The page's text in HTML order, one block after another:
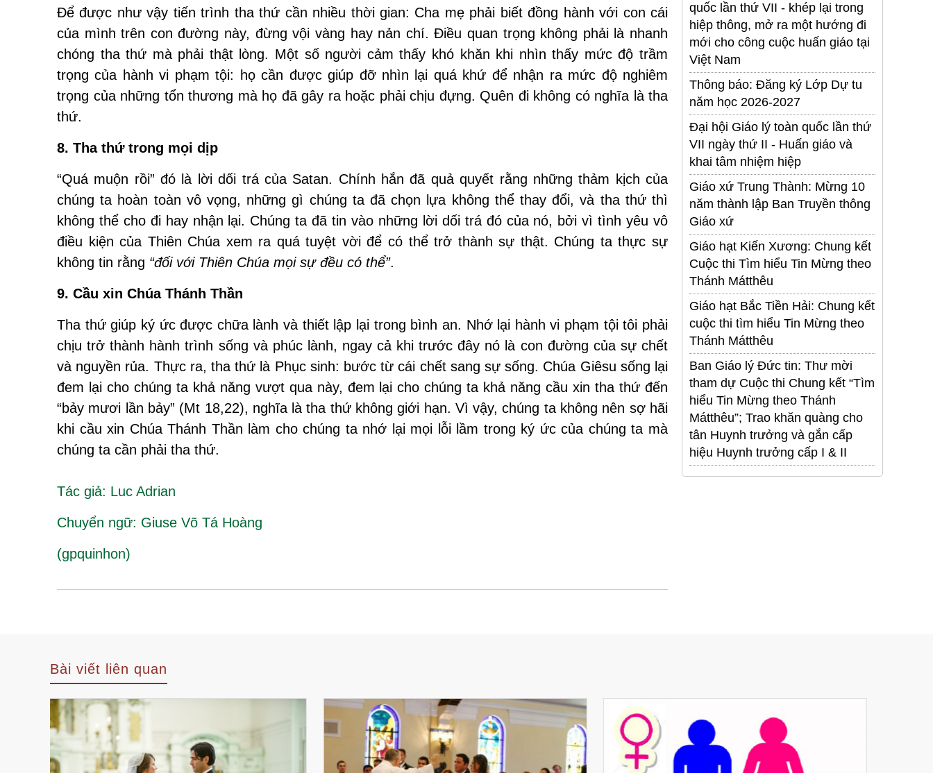
Để được như vậy tiến trình tha thứ cần nhiều thời gian: Cha mẹ phải biết đồng hành với con cái
của mình trên con đường này, đừng vội vàng hay nản chí. Điều quan trọng không phải là nhanh
chóng tha thứ mà phải thật lòng. Một số người cảm thấy khó khăn khi nhìn thấy mức độ trầm
trọng của hành vi phạm tội: họ cần được giúp đỡ nhìn lại quá khứ để nhận ra mức độ nghiêm
trọng của những tổn thương mà họ đã gây ra hoặc phải chịu đựng. Quên đi không có nghĩa là tha
thứ.
8. Tha thứ trong mọi dịp
“Quá muộn rồi” đó là lời dối trá của Satan. Chính hắn đã quả quyết rằng những thảm kịch của
chúng ta hoàn toàn vô vọng, những gì chúng ta đã chọn lựa không thể thay đổi, và tha thứ thì
không thể cho đi hay nhận lại. Chúng ta đã tin vào những lời dối trá đó của nó, bởi vì tình yêu vô
điều kiện của Thiên Chúa xem ra quá tuyệt vời để có thể trở thành sự thật. Chúng ta thực sự
không tin rằng “đối với Thiên Chúa mọi sự đều có thể”.
9. Cầu xin Chúa Thánh Thần
Tha thứ giúp ký ức được chữa lành và thiết lập lại trong bình an. Nhớ lại hành vi phạm tội tôi phải
chịu trở thành hành trình sống và phúc lành, ngay cả khi trước đây nó là con đường của sự chết
và nguyền rủa. Thực ra, tha thứ là Phục sinh: bước từ cái chết sang sự sống. Chúa Giêsu sống lại
đem lại cho chúng ta khả năng vượt qua này, đem lại cho chúng ta khả năng cầu xin tha thứ đến
“bảy mươi lần bảy” (Mt 18,22), nghĩa là tha thứ không giới hạn. Vì vậy, chúng ta không nên sợ hãi
khi cầu xin Chúa Thánh Thần làm cho chúng ta nhớ lại mọi lỗi lầm trong ký ức của chúng ta mà
chúng ta cần phải tha thứ.
Tác giả: Luc Adrian
Chuyển ngữ: Giuse Võ Tá Hoàng
(gpquinhon)
quốc lần thứ VII - khép lại trong
hiệp thông, mở ra một hướng đi
mới cho công cuộc huấn giáo tại
Việt Nam
Thông báo: Đăng ký Lớp Dự tu
năm học 2026-2027
Đại hội Giáo lý toàn quốc lần thứ
VII ngày thứ II - Huấn giáo và
khai tâm nhiệm hiệp
Giáo xứ Trung Thành: Mừng 10
năm thành lập Ban Truyền thông
Giáo xứ
Giáo hạt Kiến Xương: Chung kết
Cuộc thi Tìm hiểu Tin Mừng theo
Thánh Mátthêu
Giáo hạt Bắc Tiền Hải: Chung kết
cuộc thi tìm hiểu Tin Mừng theo
Thánh Mátthêu
Ban Giáo lý Đức tin: Thư mời
tham dự Cuộc thi Chung kết “Tìm
hiểu Tin Mừng theo Thánh
Mátthêu”; Trao khăn quàng cho
tân Huynh trưởng và gắn cấp
hiệu Huynh trưởng cấp I & II
Bài viết liên quan